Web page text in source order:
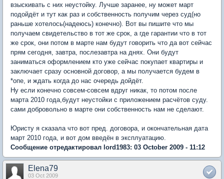
взыскивать с них неустойку. Лучше заранее, ну может март
подойдёт и тут как раз и собственность получим через суд(но
раньше хотелось(надеюсь) конечно). Вот вы пишите что мы
получаем свидетельство в тот же срок, а где гарантии что в тот
же срок, они потом в марте нам будут говорить что да вот сейчас
прям сегодня, завтра, послезавтра на днях. Они будут
заниматься оформлением кто уже сейчас покупает квартиры и
заключает сразу основной договор, а мы получается будем в
*опе, и ждать когда до нас очередь дойдёт.
Ну если конечно совсем-совсем вдруг никак, то потом после
марта 2010 года,будут неустойки с приложением расчётов суду.
сами добровольно в марте они собственность нам не сделают.
Юристу я сказала что вот пред. договора, и окончательная дата
март 2010 года, и вот дом введён в эксплуатацию.
Сообщение отредактировал lord1983: 03 October 2009 - 11:12
Elena79
03 Oct 2009